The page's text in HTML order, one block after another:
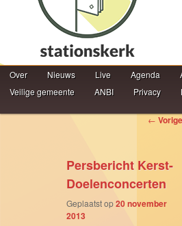
Hoofdmenu
Spring naar de primaire inhoud
Spring naar de secundaire inhoud
Over Nieuws Live Agenda
Veilige gemeente
ANBI Privacy
Berichtnavigatie ← Vorige
Persbericht Kerst-
Doelenconcerten
Geplaatst op20 november
2013